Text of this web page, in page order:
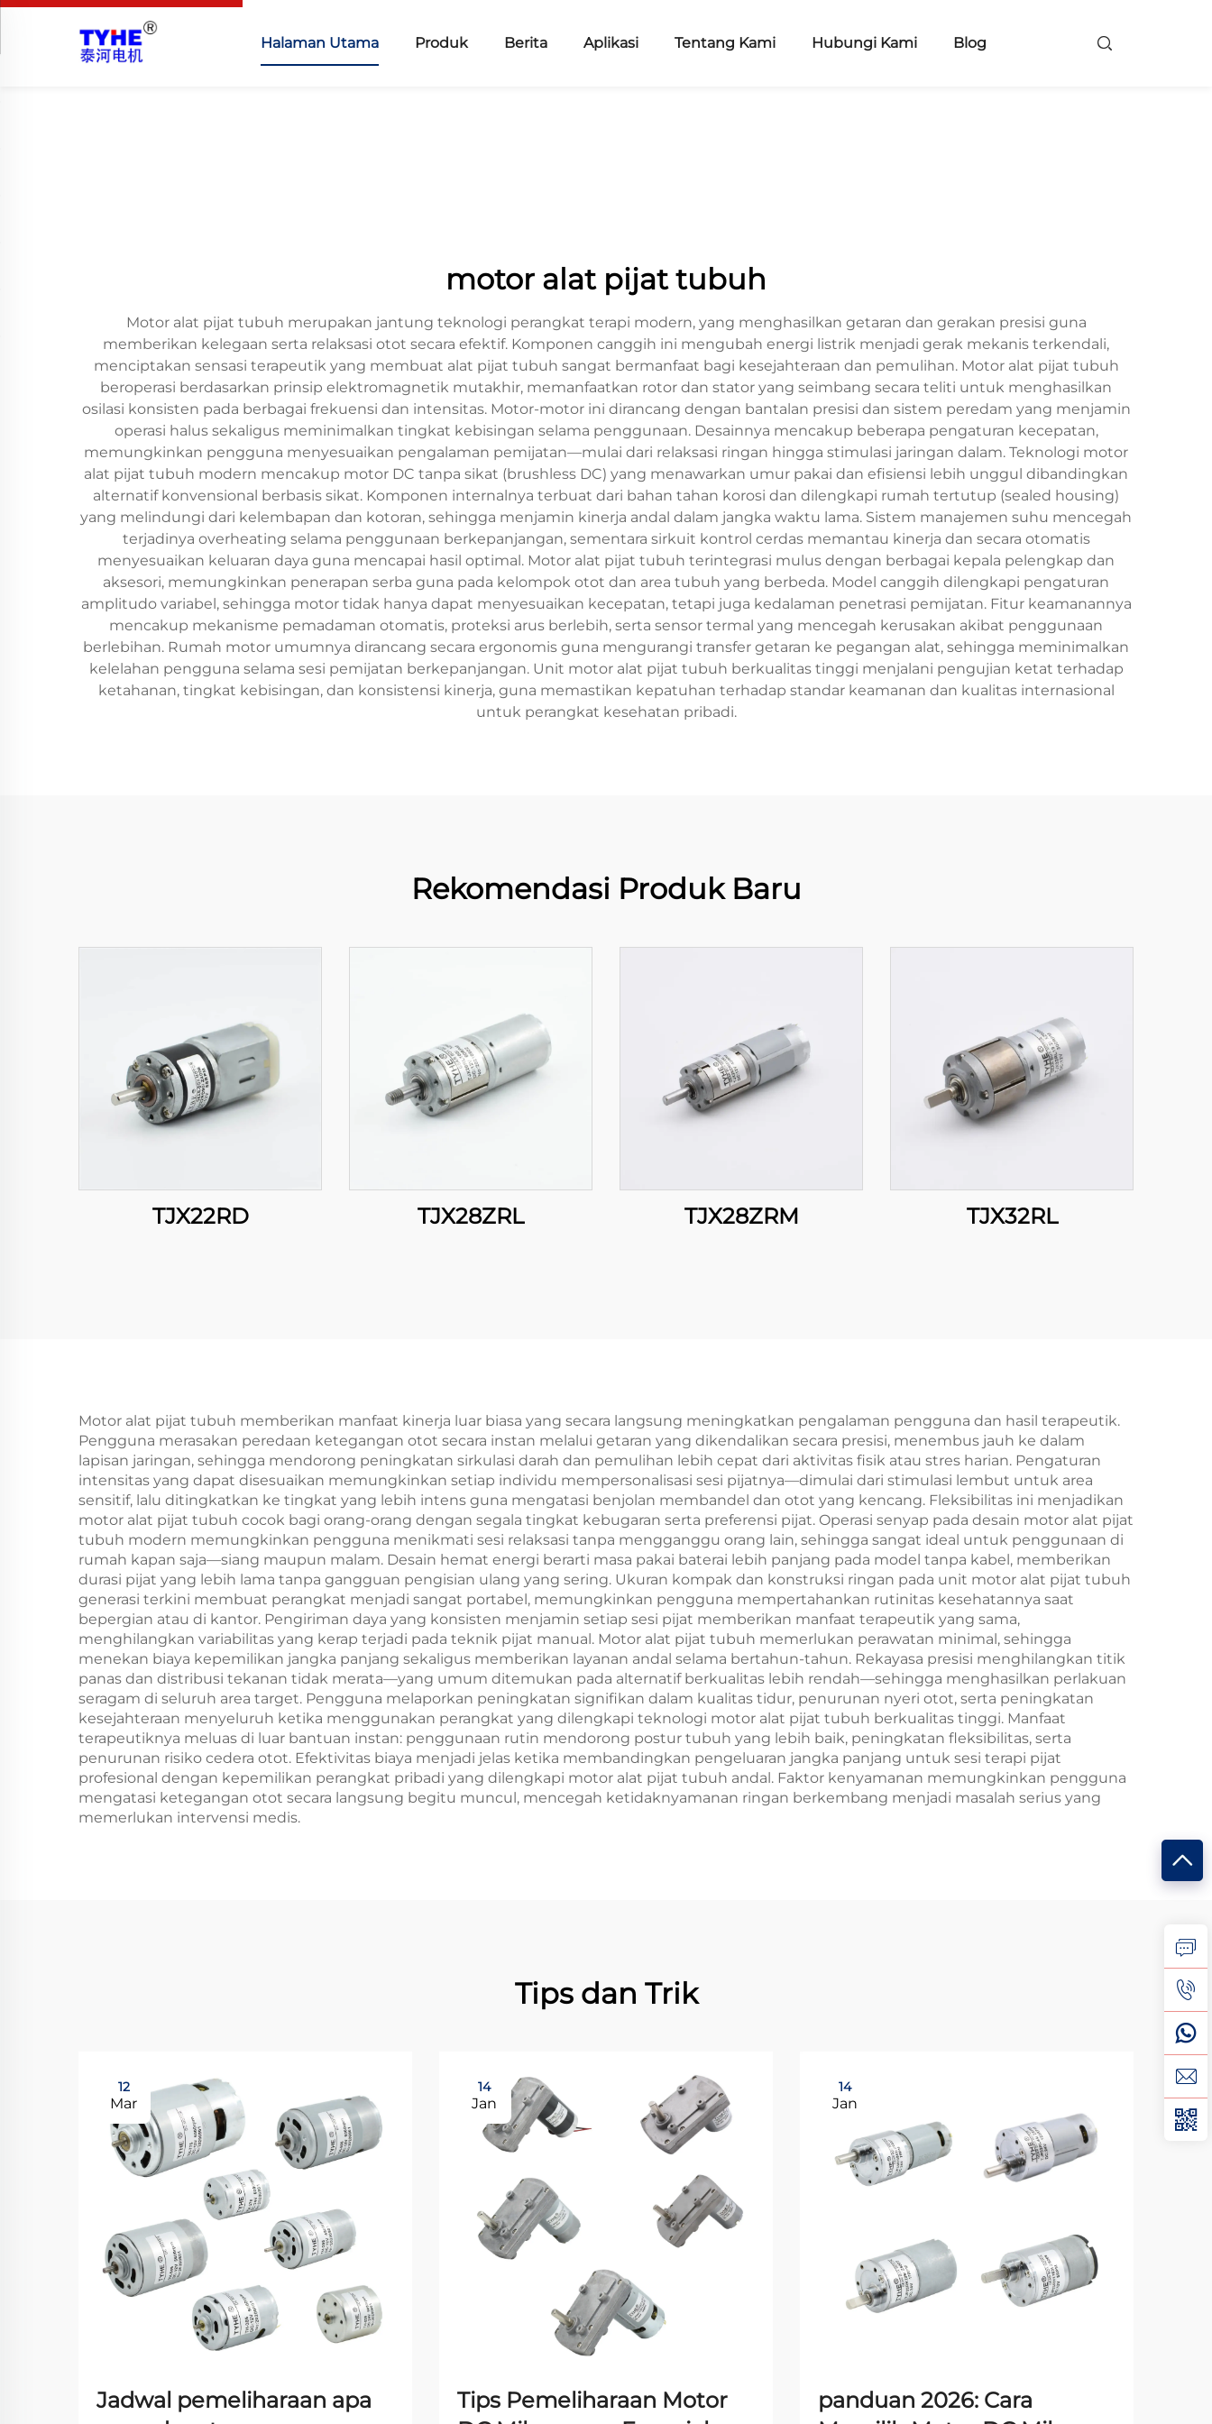
Halaman Utama Produk Berita Aplikasi Tentang Kami Hubungi Kami Blog
motor alat pijat tubuh
Motor alat pijat tubuh merupakan jantung teknologi perangkat terapi modern, yang menghasilkan getaran dan gerakan presisi guna
memberikan kelegaan serta relaksasi otot secara efektif. Komponen canggih ini mengubah energi listrik menjadi gerak mekanis terkendali,
menciptakan sensasi terapeutik yang membuat alat pijat tubuh sangat bermanfaat bagi kesejahteraan dan pemulihan. Motor alat pijat tubuh
beroperasi berdasarkan prinsip elektromagnetik mutakhir, memanfaatkan rotor dan stator yang seimbang secara teliti untuk menghasilkan
osilasi konsisten pada berbagai frekuensi dan intensitas. Motor-motor ini dirancang dengan bantalan presisi dan sistem peredam yang menjamin
operasi halus sekaligus meminimalkan tingkat kebisingan selama penggunaan. Desainnya mencakup beberapa pengaturan kecepatan,
memungkinkan pengguna menyesuaikan pengalaman pemijatan—mulai dari relaksasi ringan hingga stimulasi jaringan dalam. Teknologi motor
alat pijat tubuh modern mencakup motor DC tanpa sikat (brushless DC) yang menawarkan umur pakai dan efisiensi lebih unggul dibandingkan
alternatif konvensional berbasis sikat. Komponen internalnya terbuat dari bahan tahan korosi dan dilengkapi rumah tertutup (sealed housing)
yang melindungi dari kelembapan dan kotoran, sehingga menjamin kinerja andal dalam jangka waktu lama. Sistem manajemen suhu mencegah
terjadinya overheating selama penggunaan berkepanjangan, sementara sirkuit kontrol cerdas memantau kinerja dan secara otomatis
menyesuaikan keluaran daya guna mencapai hasil optimal. Motor alat pijat tubuh terintegrasi mulus dengan berbagai kepala pelengkap dan
aksesori, memungkinkan penerapan serba guna pada kelompok otot dan area tubuh yang berbeda. Model canggih dilengkapi pengaturan
amplitudo variabel, sehingga motor tidak hanya dapat menyesuaikan kecepatan, tetapi juga kedalaman penetrasi pemijatan. Fitur keamanannya
mencakup mekanisme pemadaman otomatis, proteksi arus berlebih, serta sensor termal yang mencegah kerusakan akibat penggunaan
berlebihan. Rumah motor umumnya dirancang secara ergonomis guna mengurangi transfer getaran ke pegangan alat, sehingga meminimalkan
kelelahan pengguna selama sesi pemijatan berkepanjangan. Unit motor alat pijat tubuh berkualitas tinggi menjalani pengujian ketat terhadap
ketahanan, tingkat kebisingan, dan konsistensi kinerja, guna memastikan kepatuhan terhadap standar keamanan dan kualitas internasional
untuk perangkat kesehatan pribadi.
Rekomendasi Produk Baru
TJX22RD TJX28ZRL TJX28ZRM TJX32RL
Motor alat pijat tubuh memberikan manfaat kinerja luar biasa yang secara langsung meningkatkan pengalaman pengguna dan hasil terapeutik.
Pengguna merasakan peredaan ketegangan otot secara instan melalui getaran yang dikendalikan secara presisi, menembus jauh ke dalam
lapisan jaringan, sehingga mendorong peningkatan sirkulasi darah dan pemulihan lebih cepat dari aktivitas fisik atau stres harian. Pengaturan
intensitas yang dapat disesuaikan memungkinkan setiap individu mempersonalisasi sesi pijatnya—dimulai dari stimulasi lembut untuk area
sensitif, lalu ditingkatkan ke tingkat yang lebih intens guna mengatasi benjolan membandel dan otot yang kencang. Fleksibilitas ini menjadikan
motor alat pijat tubuh cocok bagi orang-orang dengan segala tingkat kebugaran serta preferensi pijat. Operasi senyap pada desain motor alat pijat
tubuh modern memungkinkan pengguna menikmati sesi relaksasi tanpa mengganggu orang lain, sehingga sangat ideal untuk penggunaan di
rumah kapan saja—siang maupun malam. Desain hemat energi berarti masa pakai baterai lebih panjang pada model tanpa kabel, memberikan
durasi pijat yang lebih lama tanpa gangguan pengisian ulang yang sering. Ukuran kompak dan konstruksi ringan pada unit motor alat pijat tubuh
generasi terkini membuat perangkat menjadi sangat portabel, memungkinkan pengguna mempertahankan rutinitas kesehatannya saat
bepergian atau di kantor. Pengiriman daya yang konsisten menjamin setiap sesi pijat memberikan manfaat terapeutik yang sama,
menghilangkan variabilitas yang kerap terjadi pada teknik pijat manual. Motor alat pijat tubuh memerlukan perawatan minimal, sehingga
menekan biaya kepemilikan jangka panjang sekaligus memberikan layanan andal selama bertahun-tahun. Rekayasa presisi menghilangkan titik
panas dan distribusi tekanan tidak merata—yang umum ditemukan pada alternatif berkualitas lebih rendah—sehingga menghasilkan perlakuan
seragam di seluruh area target. Pengguna melaporkan peningkatan signifikan dalam kualitas tidur, penurunan nyeri otot, serta peningkatan
kesejahteraan menyeluruh ketika menggunakan perangkat yang dilengkapi teknologi motor alat pijat tubuh berkualitas tinggi. Manfaat
terapeutiknya meluas di luar bantuan instan: penggunaan rutin mendorong postur tubuh yang lebih baik, peningkatan fleksibilitas, serta
penurunan risiko cedera otot. Efektivitas biaya menjadi jelas ketika membandingkan pengeluaran jangka panjang untuk sesi terapi pijat
profesional dengan kepemilikan perangkat pribadi yang dilengkapi motor alat pijat tubuh andal. Faktor kenyamanan memungkinkan pengguna
mengatasi ketegangan otot secara langsung begitu muncul, mencegah ketidaknyamanan ringan berkembang menjadi masalah serius yang
memerlukan intervensi medis.
Tips dan Trik
12
Mar
Jadwal pemeliharaan apa
14
Jan
Tips Pemeliharaan Motor
14
Jan
panduan 2026: Cara